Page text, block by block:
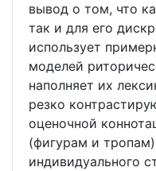
вывод о том, что
так и для его
использует
моделей
наполняет их
резко
оценочной
(фигурам и
индивидуального